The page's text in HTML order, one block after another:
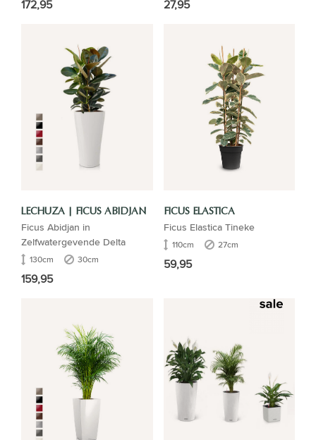
172,95 27,95
LECHUZA | FICUS ABIDJAN
Ficus Abidjan in
Zelfwatergevende Delta
130cm 30cm
159,95
FICUS ELASTICA
Ficus Elastica Tineke
110cm 27cm
59,95